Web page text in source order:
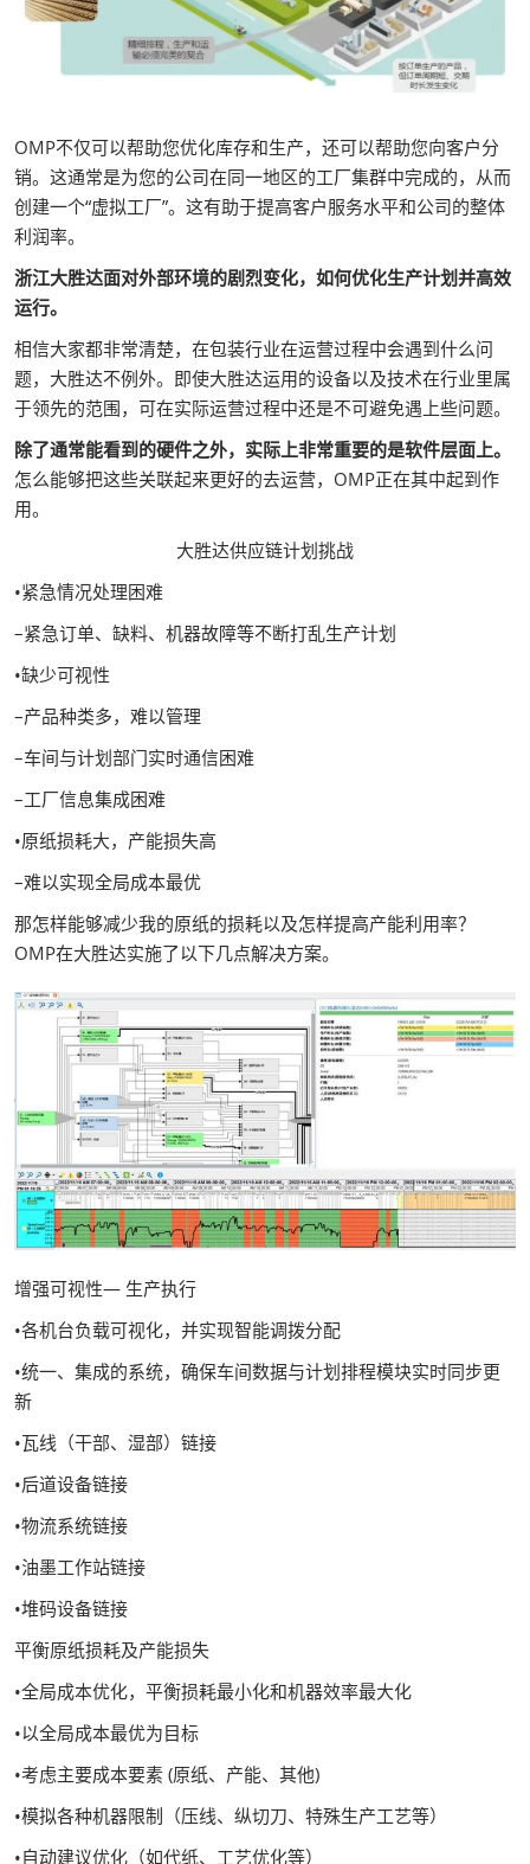
OMP不仅可以帮助您优化库存和生产，还可以帮助您向客户分
销。这通常是为您的公司在同一地区的工厂集群中完成的，从而
创建一个“虚拟工厂”。这有助于提高客户服务水平和公司的整体
利润率。
浙江大胜达面对外部环境的剧烈变化，如何优化生产计划并高效
运行。
相信大家都非常清楚，在包装行业在运营过程中会遇到什么问
题，大胜达不例外。即使大胜达运用的设备以及技术在行业里属
于领先的范围，可在实际运营过程中还是不可避免遇上些问题。
除了通常能看到的硬件之外，实际上非常重要的是软件层面上。
怎么能够把这些关联起来更好的去运营，OMP正在其中起到作
用。
大胜达供应链计划挑战
•紧急情况处理困难
–紧急订单、缺料、机器故障等不断打乱生产计划
•缺少可视性
–产品种类多，难以管理
–车间与计划部门实时通信困难
–工厂信息集成困难
•原纸损耗大，产能损失高
–难以实现全局成本最优
那怎样能够减少我的原纸的损耗以及怎样提高产能利用率？
OMP在大胜达实施了以下几点解决方案。
增强可视性— 生产执行
•各机台负载可视化，并实现智能调拨分配
•统一、集成的系统，确保车间数据与计划排程模块实时同步更
新
•瓦线（干部、湿部）链接
•后道设备链接
•物流系统链接
•油墨工作站链接
•堆码设备链接
平衡原纸损耗及产能损失
•全局成本优化，平衡损耗最小化和机器效率最大化
•以全局成本最优为目标
•考虑主要成本要素 (原纸、产能、其他)
•模拟各种机器限制（压线、纵切刀、特殊生产工艺等）
•自动建议优化（如代纸、工艺优化等）